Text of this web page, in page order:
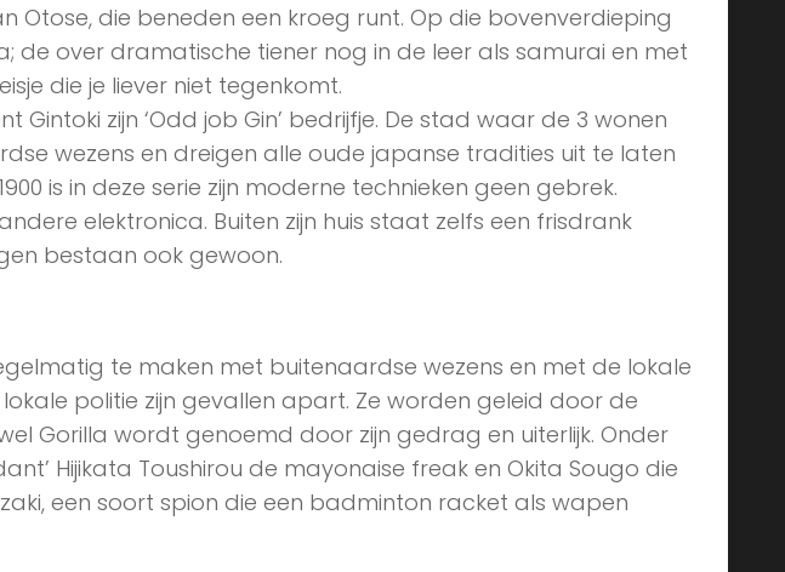
Otose, die beneden een kroeg runt. Op die bovenverdieping
de over dramatische tiener nog in de leer als samurai en met
die je liever niet tegenkomt.
Gintoki zijn ‘Odd job Gin’ bedrijfje. De stad waar de 3 wonen
wezens en dreigen alle oude japanse tradities uit te laten
is in deze serie zijn moderne technieken geen gebrek.
elektronica. Buiten zijn huis staat zelfs een frisdrank
bestaan ook gewoon.
te maken met buitenaardse wezens en met de lokale
politie zijn gevallen apart. Ze worden geleid door de
Gorilla wordt genoemd door zijn gedrag en uiterlijk. Onder
Hijikata Toushirou de mayonaise freak en Okita Sougo die
een soort spion die een badminton racket als wapen